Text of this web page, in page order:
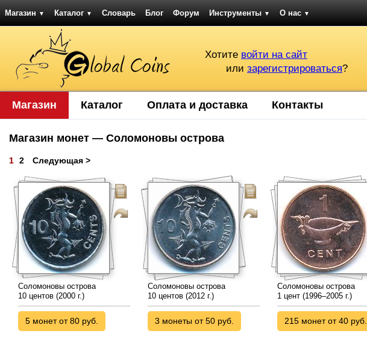
Магазин ▼ Каталог ▼ Словарь Блог Форум Инструменты ▼ О нас ▼
Хотите войти на сайт
или зарегистрироваться?
Магазин Каталог Оплата и доставка Контакты
Магазин монет — Соломоновы острова
1 2 Следующая >
Соломоновы острова
10 центов (2000 г.)
5 монет от 80 руб.
Соломоновы острова
10 центов (2012 г.)
3 монеты от 50 руб.
Соломоновы острова
1 цент (1996–2005 г.)
215 монет от 40 руб.